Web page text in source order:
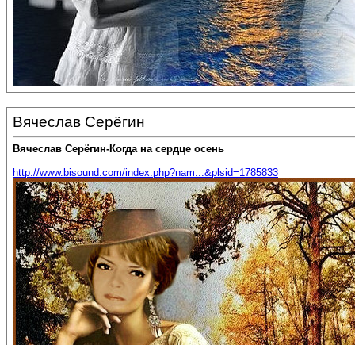
Вячеслав Серёгин
Вячеслав Серёгин-Когда на сердце осень
http://www.bisound.com/index.php?nam...&plsid=1785833